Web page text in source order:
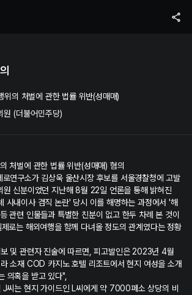
위의 처벌에 관한 법률 위반(성매매)
원 (더불어민주당)
처벌에 관한 법률 위반(성매매) 혐의
연구소가 김상욱 울산시장 후보를 서울경찰청에 고발
원 신분이었던 지난해 8월 22일 언론을 통해 밝혀진
사내이사 겸직 논란' 당시 이를 해명하는 과정에서 '해
관련 인물들과 특별한 친분이 없고 한두 차례 본 것이
로는 해외여행을 함께 다녀올 정도의 관계였다는 정황
및 관련자 진술에 따르면, 피고발인은 2023년 4월
소재 COD 카지노 호텔 리조트에서 현지 여성을 소개
의혹을 받고 있다",
J씨는 현지 가이드인 L씨에게 약 7000페소 상당의 비